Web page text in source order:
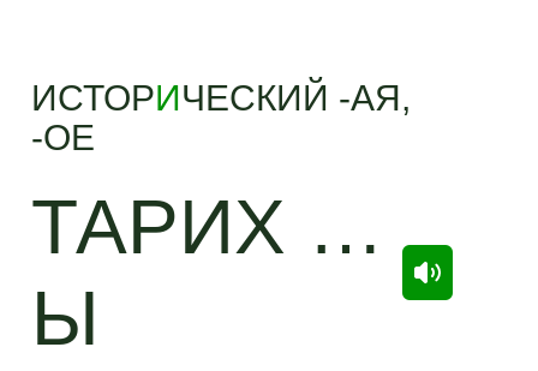
ИСТОРИЧЕСКИЙ -АЯ,
-ОЕ
ТАРИХ …
Ы